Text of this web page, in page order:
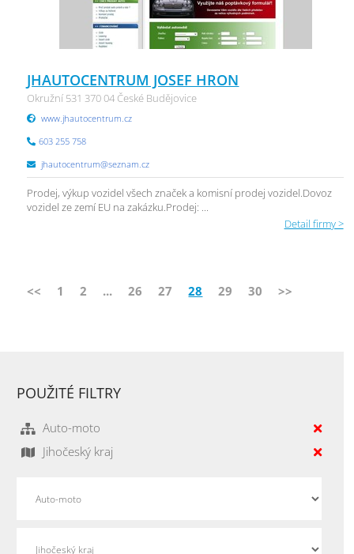
JHAUTOCENTRUM JOSEF HRON
Okružní 531 370 04 České Budějovice
www.jhautocentrum.cz
603 255 758
jhautocentrum@seznam.cz
Prodej, výkup vozidel všech značek a komisní prodej vozidel.Dovoz
vozidel ze zemí EU na zakázku.Prodej: ...
Detail firmy >
<< 1 2 ... 26 27 28 29 30 >>
POUŽITÉ FILTRY
Auto-moto
Jihočeský kraj